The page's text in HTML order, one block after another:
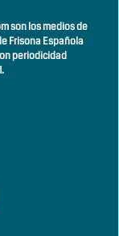
son los medios de
Frisona Española
periodicidad